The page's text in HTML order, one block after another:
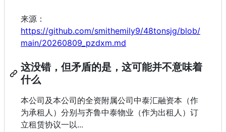
来源：
https://github.com/smithemily9/48tonsjg/blob/
main/20260809_pzdxm.md
这没错，但矛盾的是，这可能并不意味着
什么
本公司及本公司的全资附属公司中泰汇融资本（作
为承租人）分别与齐鲁中泰物业（作为出租人）订
立租赁协议一以...